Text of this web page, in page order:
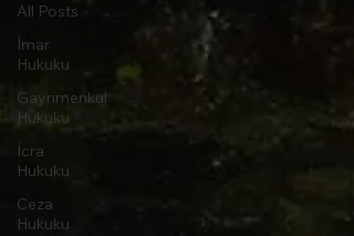
All Posts
İmar
Hukuku
Gayrimenkul
Hukuku
İcra
Hukuku
Ceza
Hukuku